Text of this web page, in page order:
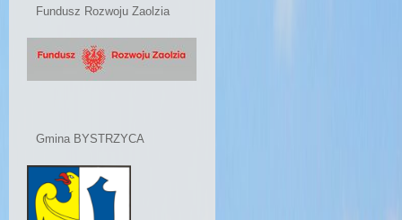
Fundusz Rozwoju Zaolzia
Gmina BYSTRZYCA